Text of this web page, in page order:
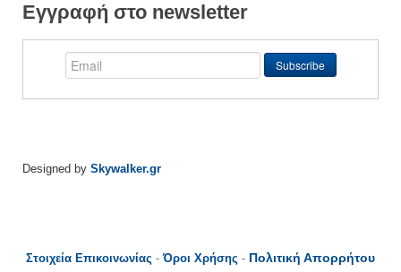
Εγγραφή στο newsletter
Designed by Skywalker.gr
Στοιχεία Επικοινωνίας -Όροι Χρήσης - Πολιτική Απορρήτου